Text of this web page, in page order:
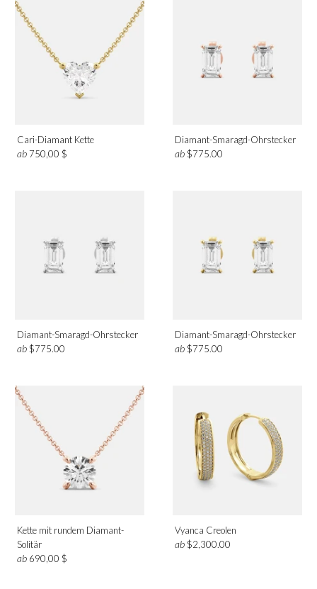
Kategorie
Ringe
Cari-Diamant Kette
ab 750,00 $
Diamant-Smaragd-Ohrstecker
ab$775.00
Diamant-Smaragd-Ohrstecker
ab $775.00
Diamant-Smaragd-Ohrstecker
ab$775.00
Kette mit rundem Diamant-
Solitär
ab 690,00 $
Vyanca Creolen
ab$2,300.00